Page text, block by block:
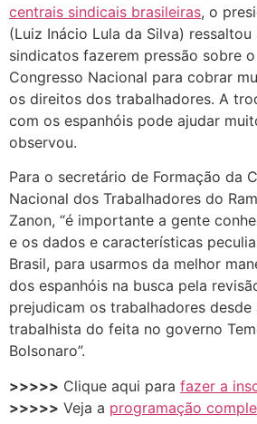
centrais sindicais brasileiras, o
(Luiz Inácio Lula da Silva)
sindicatos fazerem pressão sobre
Congresso Nacional para cobrar
os direitos dos trabalhadores. A
com os espanhóis pode ajudar
observou.
Para o secretário de Formação da
Nacional dos Trabalhadores do
Zanon, “é importante a gente
e os dados e características
Brasil, para usarmos da melhor
dos espanhóis na busca pela
prejudicam os trabalhadores desde
trabalhista do feita no governo
Bolsonaro”.
>>>>> Clique aqui para fazer a
>>>>> Veja a programação